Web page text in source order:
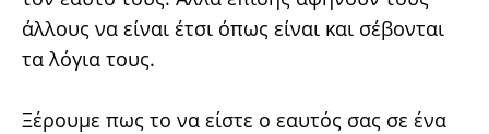
άλλους να είναι έτσι όπως είναι και σέβονται
τα λόγια τους.
Ξέρουμε πως το να είστε ο εαυτός σας σε ένα